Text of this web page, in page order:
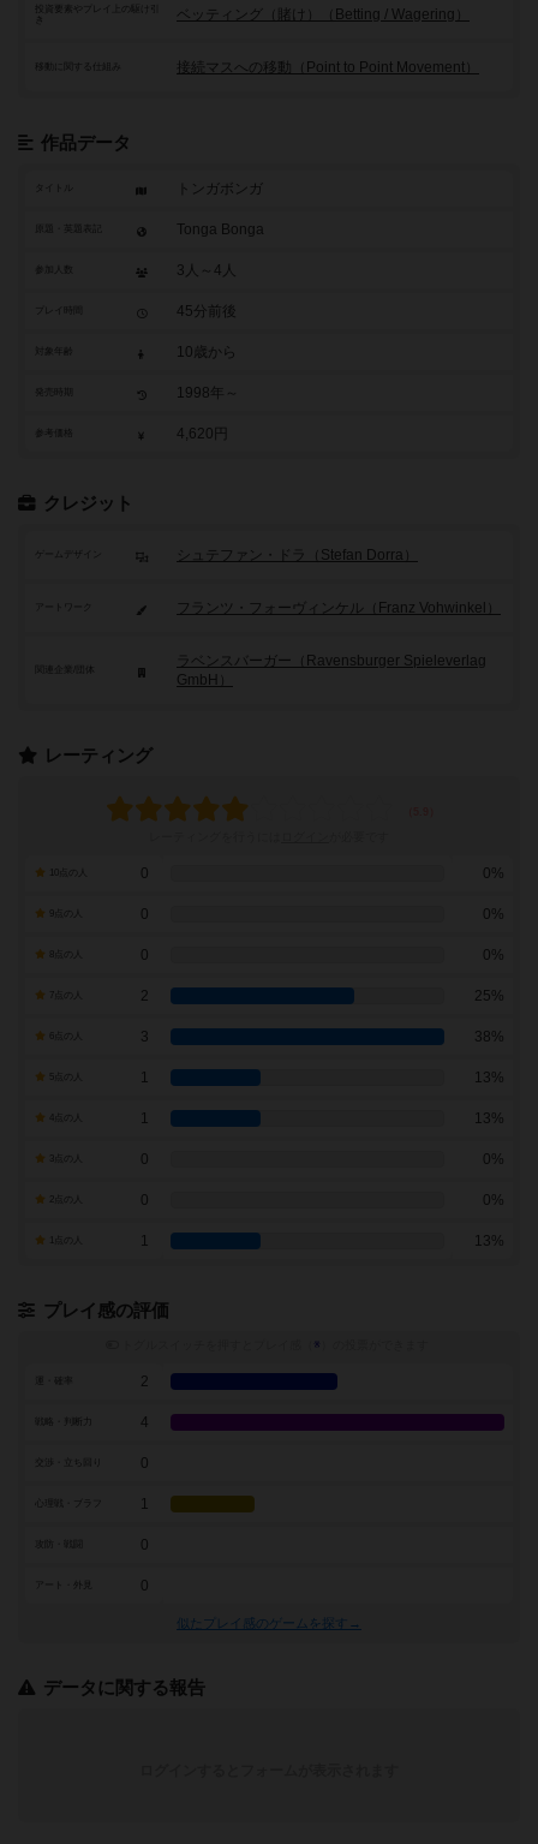
投資要素やプレイ上の駆け引
き
ベッティング（賭け）（Betting / Wagering）
移動に関する仕組み 接続マスへの移動（Point to Point Movement）
作品データ
タイトル トンガボンガ
Tonga Bonga
参加人数 3人～4人
45分前後
10歳から
1998年～
参考価格 4,620円
クレジット
ゲームデザイン シュテファン・ドラ（Stefan Dorra）
アートワーク フランツ・フォーヴィンケル（Franz Vohwinkel）
ラベンスバーガー（Ravensburger Spieleverlag
GmbH）
レーティング
0 0%
0 0%
0 0%
7点の人 2 25%
3 38%
1 13%
1 13%
0 0%
0 0%
1 13%
プレイ感の評価
※
2
戦略・判断力 4
0
1
0
アート・外見 0
似たプレイ感のゲームを探す→
データに関する報告